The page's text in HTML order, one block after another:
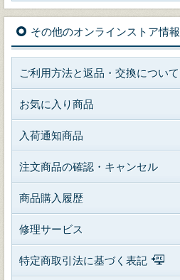
その他のオンラインストア情報
ご利用方法と返品・交換について
お気に入り商品
入荷通知商品
注文商品の確認・キャンセル
商品購入履歴
修理サービス
特定商取引法に基づく表記